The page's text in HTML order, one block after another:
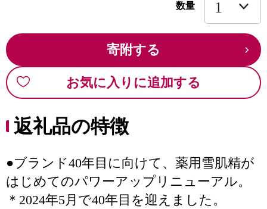
数量
寄附する
お気に入りに追加する
返礼品の特徴
●ブランド40年目に向けて、薬用雪肌精が
はじめてのパワーアップリニューアル。
＊2024年5月で40年目を迎えました。